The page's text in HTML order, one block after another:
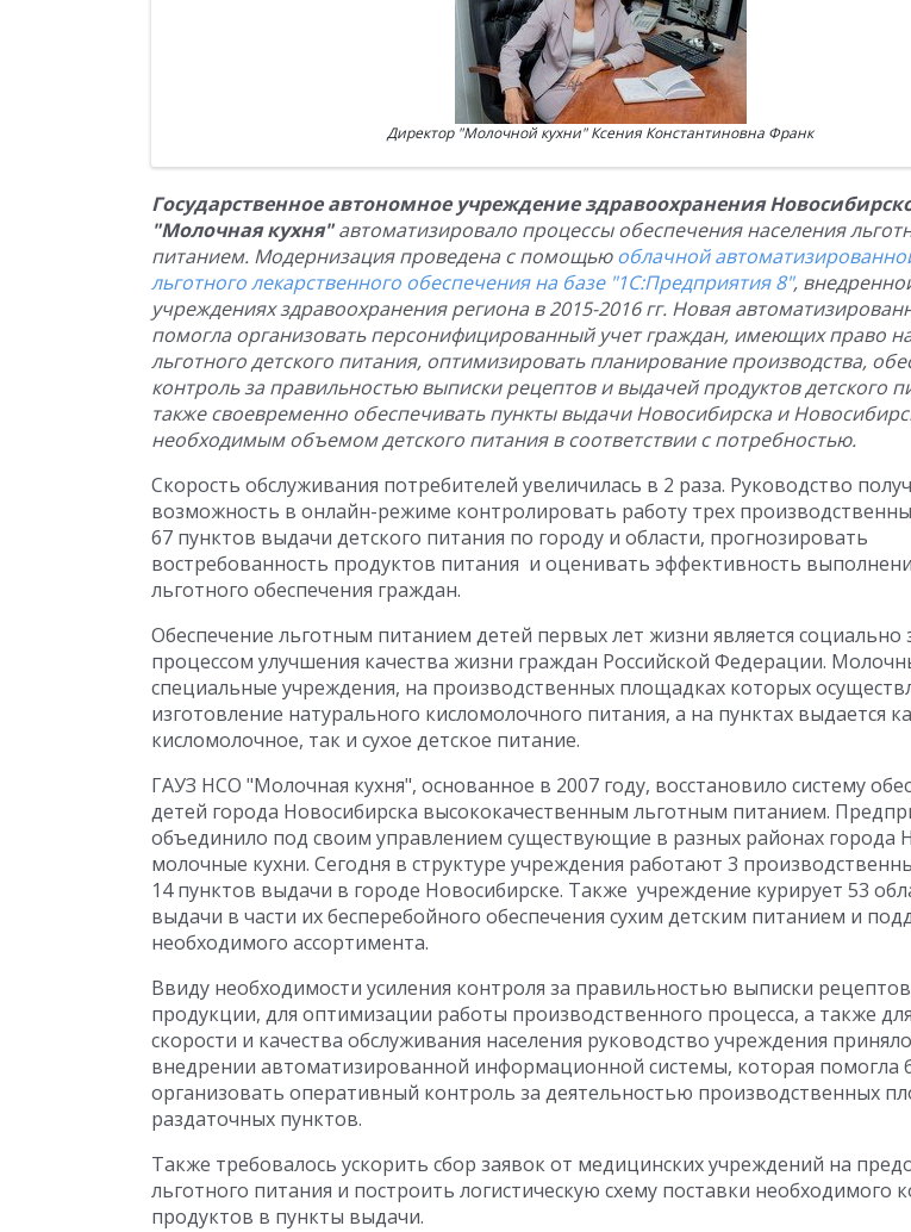
Директор "Молочной кухни" Ксения Константиновна Франк
Государственное автономное учреждение здравоохранения
"Молочная кухня"автоматизировало процессы обеспечения населения
питанием. Модернизация проведена с помощьюоблачной
льготного лекарственного обеспечения на базе "1С:Предприятия 8",
учреждениях здравоохранения региона в 2015-2016 гг. Новая
помогла организовать персонифицированный учет граждан, имеющих право
льготного детского питания, оптимизировать планирование производства,
контроль за правильностью выписки рецептов и выдачей продуктов детского
также своевременно обеспечивать пункты выдачи Новосибирска и
необходимым объемом детского питания в соответствии с потребностью.
Скорость обслуживания потребителей увеличилась в 2 раза. Руководство
возможность в онлайн-режиме контролировать работу трех
67 пунктов выдачи детского питания по городу и области, прогнозировать
востребованность продуктов питания и оценивать эффективность
льготного обеспечения граждан.
Обеспечение льготным питанием детей первых лет жизни является
процессом улучшения качества жизни граждан Российской Федерации.
специальные учреждения, на производственных площадках которых
изготовление натурального кисломолочного питания, а на пунктах выдается
кисломолочное, так и сухое детское питание.
ГАУЗ НСО "Молочная кухня", основанное в 2007 году, восстановило систему
детей города Новосибирска высококачественным льготным питанием.
объединило под своим управлением существующие в разных районах города
молочные кухни. Сегодня в структуре учреждения работают 3
14 пунктов выдачи в городе Новосибирске. Также учреждение курирует 53
выдачи в части их бесперебойного обеспечения сухим детским питанием и
необходимого ассортимента.
Ввиду необходимости усиления контроля за правильностью выписки
продукции, для оптимизации работы производственного процесса, а также
скорости и качества обслуживания населения руководство учреждения
внедрении автоматизированной информационной системы, которая помогла
организовать оперативный контроль за деятельностью производственных
раздаточных пунктов.
Также требовалось ускорить сбор заявок от медицинских учреждений на
льготного питания и построить логистическую схему поставки необходимого
продуктов в пункты выдачи.